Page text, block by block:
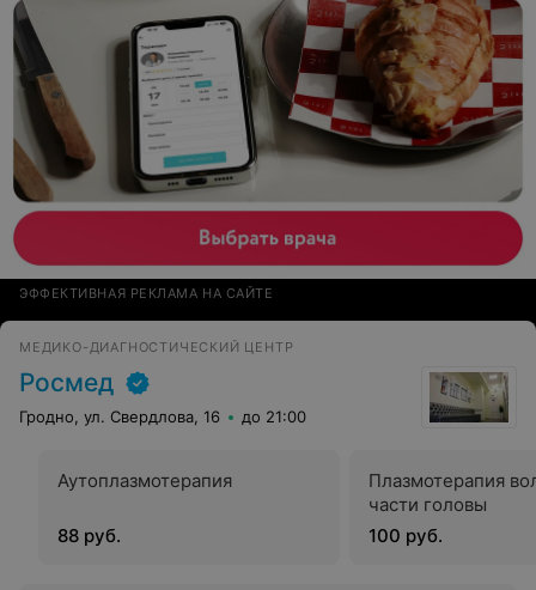
ЭФФЕКТИВНАЯ РЕКЛАМА НА САЙТЕ
МЕДИКО-ДИАГНОСТИЧЕСКИЙ ЦЕНТР
Росмед
Гродно, ул. Свердлова, 16 до 21:00
Аутоплазмотерапия
88 руб.
Плазмотерапия
части головы
100 руб.